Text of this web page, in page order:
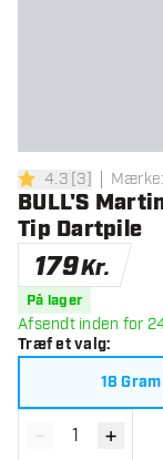
4.34.3[3] Mærke:
BULL'S
Tip Dartpile
179Kr.
På lager
Afsendt inden for
Træf et valg:
18 Gram
Reducér antal
- Øg
+